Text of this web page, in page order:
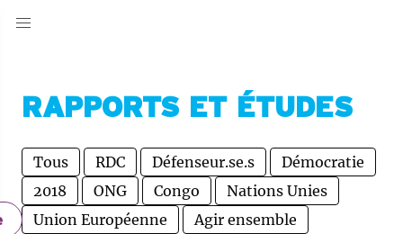
RAPPORTS ET ÉTUDES
Tous RDC Défenseur.se.s
Démocratie
2018
ONG Congo
Nations Unies
Union Européenne
Agir ensemble